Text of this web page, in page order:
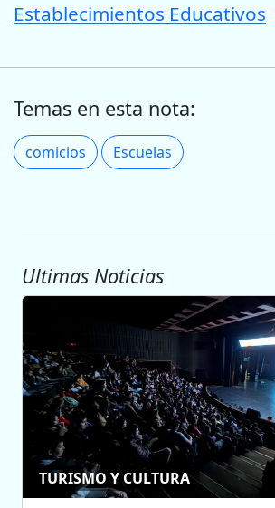
Establecimientos Educativos
Temas en esta nota:
comicios Escuelas
Ultimas Noticias
TURISMO Y CULTURA